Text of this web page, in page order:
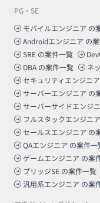
PG・SE
モバイルエンジニア の
Androidエンジニア の
SRE の案件一覧
DBA の案件一覧 ネ
セキュリティエンジニア
サーバーエンジニア の
サーバーサイドエンジ
フルスタックエンジニア
セールスエンジニア の
QAエンジニア の案件一
ゲームエンジニア の案
ブリッジSE の案件一覧
汎用系エンジニア の案